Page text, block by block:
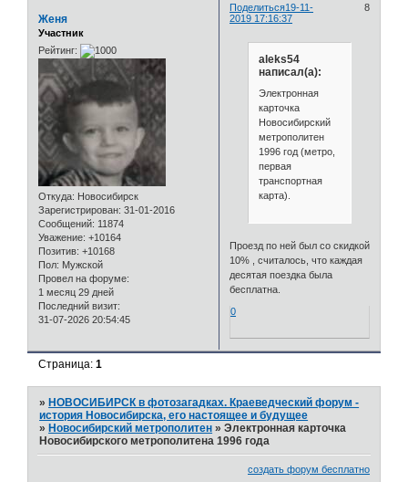
Поделиться 8
19-11-
2019 17:16:37
Женя
Участник
Рейтинг:
Откуда: Новосибирск
Зарегистрирован: 31-01-2016
Сообщений: 11874
Уважение: +10164
Позитив: +10168
Пол: Мужской
Провел на форуме:
1 месяц 29 дней
Последний визит:
31-07-2026 20:54:45
aleks54
написал(а):
Электронная
карточка
Новосибирский
метрополитен
1996 год (метро,
первая
транспортная
карта).
Проезд по ней был со скидкой
10% , считалось, что каждая
десятая поездка была
бесплатна.
0
Страница:1
»НОВОСИБИРСК в фотозагадках. Краеведческий форум -
история Новосибирска, его настоящее и будущее
»Новосибирский метрополитен »Электронная карточка
Новосибирского метрополитена 1996 года
создать форум бесплатно